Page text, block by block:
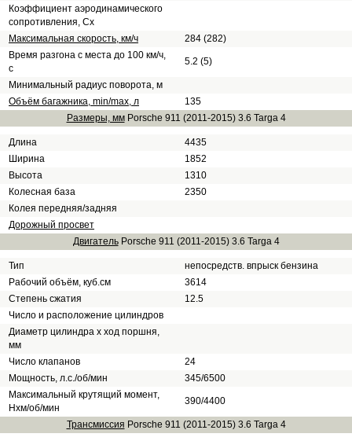
Коэффициент аэродинамического
сопротивления, Сх
Максимальная скорость, км/ч
284 (282)
Время разгона с места до 100 км/ч,
с
5.2 (5)
Минимальный радиус поворота, м
Объём багажника, min/max, л
135
Размеры, ммPorsche 911 (2011-2015) 3.6 Targa 4
Длина
4435
Ширина
1852
Высота
1310
Колесная база
2350
Колея передняя/задняя
Дорожный просвет
ДвигательPorsche 911 (2011-2015) 3.6 Targa 4
Тип
непосредств. впрыск бензина
Рабочий объём, куб.см
3614
Степень сжатия
12.5
Число и расположение цилиндров
Диаметр цилиндра х ход поршня,
мм
Число клапанов
24
Мощность, л.с./об/мин
345/6500
Максимальный крутящий момент,
Нхм/об/мин
390/4400
Трансмиссия Porsche 911 (2011-2015) 3.6 Targa 4